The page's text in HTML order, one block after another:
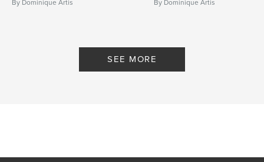
By Dominique Artis
By Dominique Artis
SEE MORE